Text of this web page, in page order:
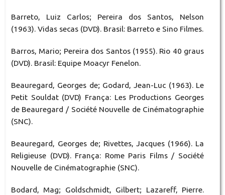
Barreto, Luiz Carlos; Pereira dos Santos, Nelson
(1963). Vidas secas (DVD). Brasil: Barreto e Sino Filmes.
Barros, Mario; Pereira dos Santos (1955). Rio 40 graus
(DVD). Brasil: Equipe Moacyr Fenelon.
Beauregard, Georges de; Godard, Jean-Luc (1963). Le
Petit Souldat (DVD) França: Les Productions Georges
de Beauregard / Société Nouvelle de Cinématographie
(SNC).
Beauregard, Georges de; Rivettes, Jacques (1966). La
Religieuse (DVD). França: Rome Paris Films / Société
Nouvelle de Cinématographie (SNC).
Bodard, Mag; Goldschmidt, Gilbert; Lazareff, Pierre.